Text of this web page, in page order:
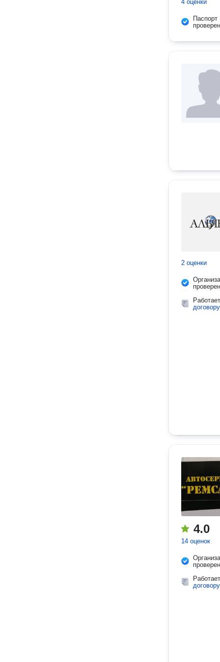
4 оценки
Паспорт
проверен
2 оценки
договору
4.0
14 оценок
договору